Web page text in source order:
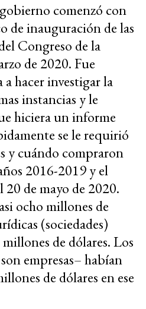
comenzó con
de inauguración de las
Congreso de la
de 2020. Fue
hacer investigar la
instancias y le
hiciera un informe
se le requirió
y cuándo compraron
2016-2019 y el
de mayo de 2020.
ocho millones de
(sociedades)
de dólares. Los
empresas– habían
de dólares en ese